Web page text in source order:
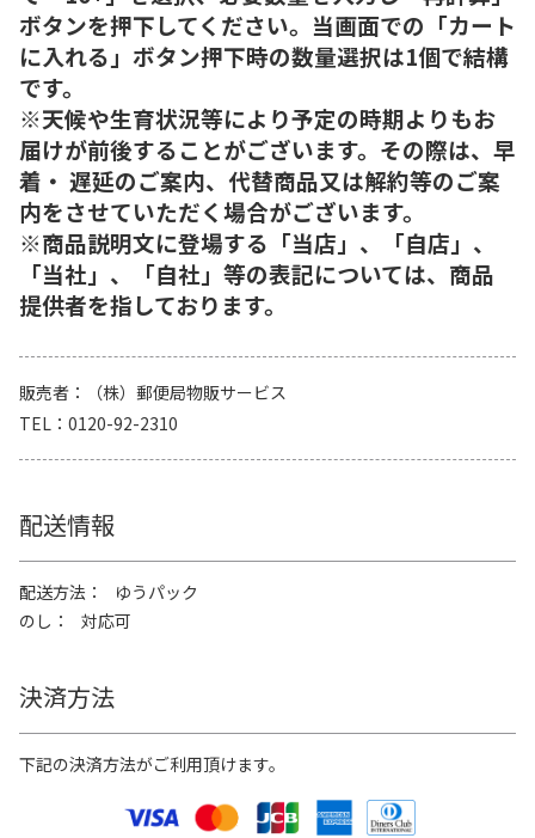
ボタンを押下してください。当画面での「カート
に入れる」ボタン押下時の数量選択は1個で結構
です。
※天候や生育状況等により予定の時期よりもお
届けが前後することがございます。その際は、早
着・ 遅延のご案内、代替商品又は解約等のご案
内をさせていただく場合がございます。
※商品説明文に登場する「当店」、「自店」、
「当社」、「自社」等の表記については、商品
提供者を指しております。
販売者
（株）郵便局物販サービス
TEL
0120-92-2310
配送情報
配送方法
ゆうパック
のし
対応可
決済方法
下記の決済方法がご利用頂けます。